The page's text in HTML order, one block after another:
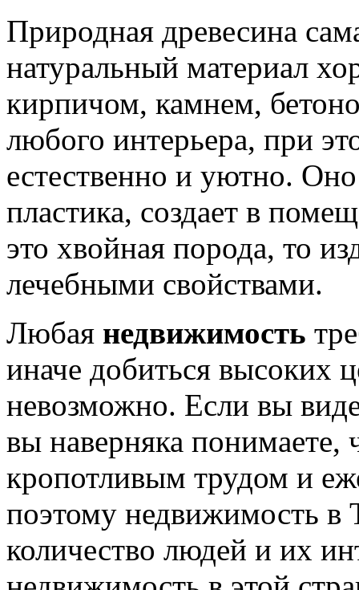
Природная древесина
натуральный материал
кирпичом, камнем,
любого интерьера, при
естественно и уютно.
пластика, создает в
это хвойная порода, то
лечебными свойствами.
Любая недвижимость
иначе добиться высоких
невозможно. Если вы
вы наверняка понимаете,
кропотливым трудом и
поэтому недвижимость в
количество людей и их